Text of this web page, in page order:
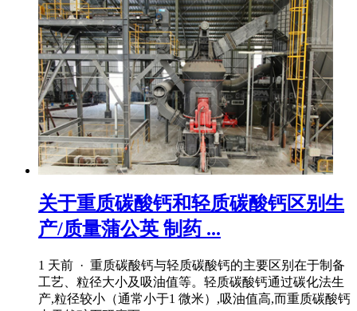
关于重质碳酸钙和轻质碳酸钙区别生
产/质量蒲公英 制药 ...
1 天前 · 重质碳酸钙与轻质碳酸钙的主要区别在于制备
工艺、粒径大小及吸油值等。轻质碳酸钙通过碳化法生
产,粒径较小（通常小于1 微米）,吸油值高,而重质碳酸钙